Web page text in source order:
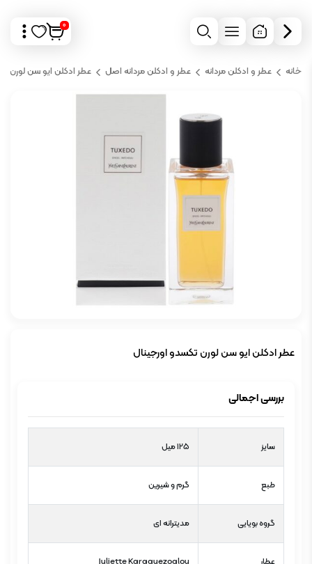
0
خانه عطر و ادکلن مردانه عطر و ادکلن مردانه اصل عطر ادکلن ایو سن لورن
عطر ادکلن ایو سن لورن تکسدو اورجینال
بررسی اجمالی
سایز 125 میل
طبع گرم و شیرین
گروه بویایی مدیترانه ای